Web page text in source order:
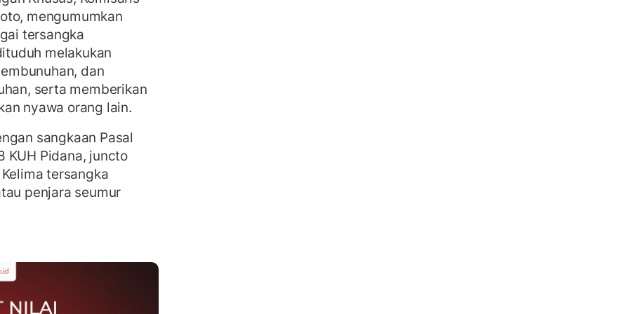
mengumumkan
tersangka
melakukan
dan
serta memberikan
nyawa orang lain.
sangkaan Pasal
KUH Pidana, juncto
tersangka
penjara seumur